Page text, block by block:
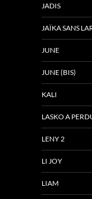
JADIS
JAÏKA SANS
JUNE
JUNE (BIS)
KALI
LASKO A
LENY 2
LI JOY
LIAM